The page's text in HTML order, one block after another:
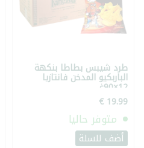
طرد شيبس بطاطا بنكهة
الباربكيو المدخن فانتازيا
12×90غ
متوفر حاليا
أضف للسلة